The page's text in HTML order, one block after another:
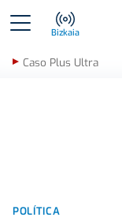
Bizkaia
Caso Plus Ultra
POLÍTICA